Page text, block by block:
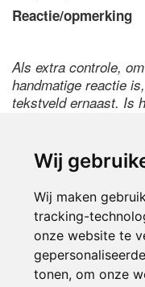
Wij
Wij maken
tracking-
onze website te
tonen, om onze
Reactie/opmerking
Als extra controle,
handmatige reactie
tekstveld ernaast. Is